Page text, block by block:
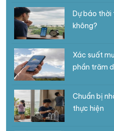
Dự báo
không?
Xác suất
phần trăm
Chuẩn bị
thực hiện